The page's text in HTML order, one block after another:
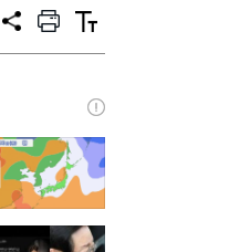
공
프
트
텍
트